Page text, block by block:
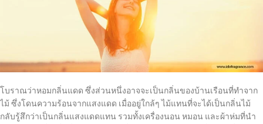
โบราณว่าหอมกลิ่นแดด ซึ่งส่วนหนึ่งอาจจะเป็นกลิ่นของบ้านเรือนที่ทำจาก
ไม้ ซึ่งโดนความร้อนจากแสงแดด เมื่ออยู่ใกล้ๆ ไม้แทนที่จะได้เป็นกลิ่นไม้
กลับรู้สึกว่าเป็นกลิ่นแสงแดดแทน รวมทั้งเครื่องนอน หมอน และผ้าห่มที่นำ